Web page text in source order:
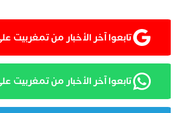
تابعوا آخر الأخبار من تمغربيت على Google News
تابعوا آخر الأخبار من تمغربيت على WhatsApp